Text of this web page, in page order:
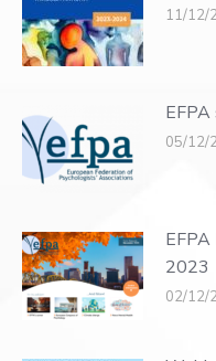
11/12/
EFPA
05/12/
2023
02/12/